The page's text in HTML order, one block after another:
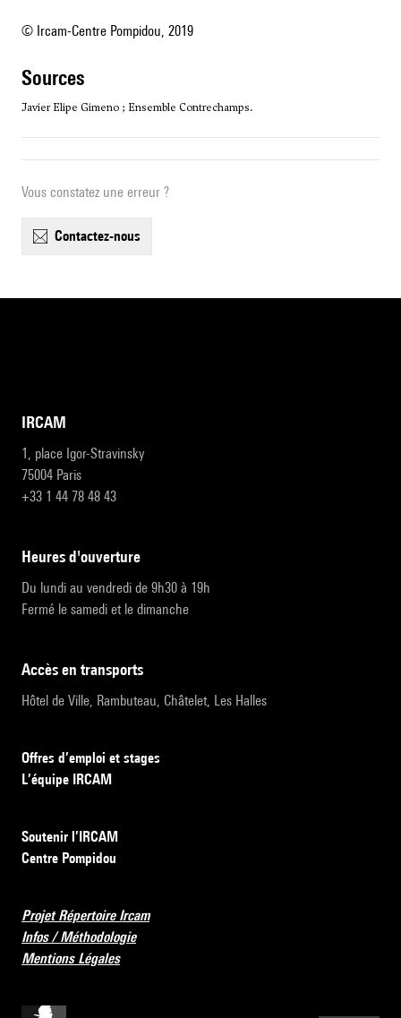
© Ircam-Centre Pompidou, 2019
sources
Javier Elipe Gimeno ; Ensemble Contrechamps.
Vous constatez une erreur ?
contactez-nous
IRCAM
1, place Igor-Stravinsky
75004 Paris
+33 1 44 78 48 43
heures d'ouverture
Du lundi au vendredi de 9h30 à 19h
Fermé le samedi et le dimanche
accès en transports
Hôtel de Ville, Rambuteau, Châtelet, Les Halles
Offres d’emploi et stages
L’équipe IRCAM
Soutenir l’IRCAM
Centre Pompidou
Projet Répertoire Ircam
Infos / Méthodologie
Mentions Légales